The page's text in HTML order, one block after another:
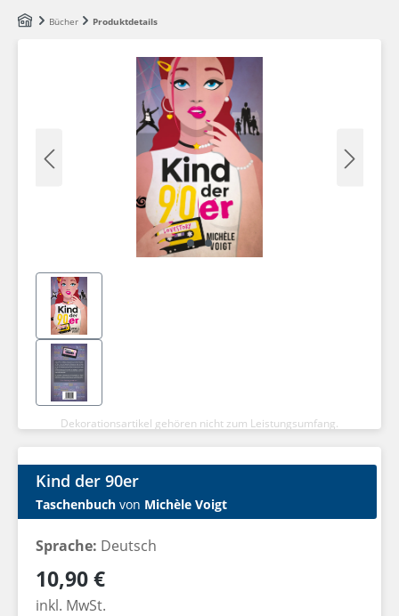
Zum Hauptinhalt springen
Bücher Produktdetails
Dekorationsartikel gehören nicht zum Leistungsumfang.
Kind der 90er
Taschenbuch von Michèle Voigt
Sprache: Deutsch
Regulärer Preis:
10,90 €
inkl. MwSt.